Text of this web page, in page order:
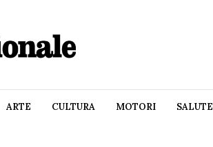
ARTE CULTURA MOTORI SALUTE